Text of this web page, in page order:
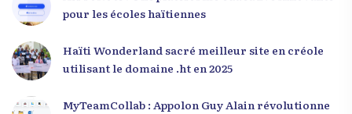
pour les écoles haïtiennes
Haïti Wonderland sacré meilleur site en créole
utilisant le domaine .ht en 2025
MyTeamCollab : Appolon Guy Alain révolutionne